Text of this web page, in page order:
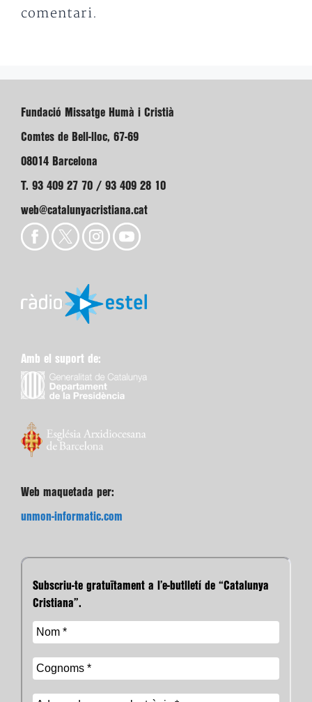
comentari.
Fundació Missatge Humà i Cristià
Comtes de Bell-lloc, 67-69
08014 Barcelona
T. 93 409 27 70 / 93 409 28 10
web@catalunyacristiana.cat
Amb el suport de:
Web maquetada per:
unmon-informatic.com
Subscriu-te gratuïtament a l’e-butlletí de “Catalunya
Cristiana”.